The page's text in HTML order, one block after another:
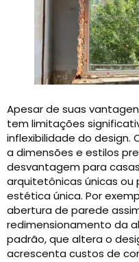
Apesar de suas
tem limitações
inflexibilidade do design.
a dimensões e estilos
desvantagem para
arquitetônicas únicas ou
estética única. Por
abertura de parede
redimensionamento da
padrão, que altera o
acrescenta custos de